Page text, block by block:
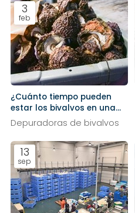
3
feb
¿Cuánto tiempo pueden
estar los bivalvos en una
depuradora?
Depuradoras de bivalvos
13
sep